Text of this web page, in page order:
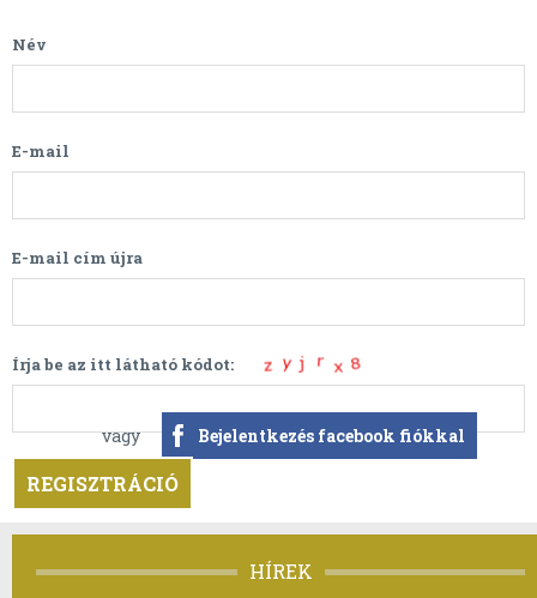
Név
E-mail
E-mail cím újra
Írja be az itt látható kódot:
vagy Bejelentkezés facebook fiókkal
HÍREK